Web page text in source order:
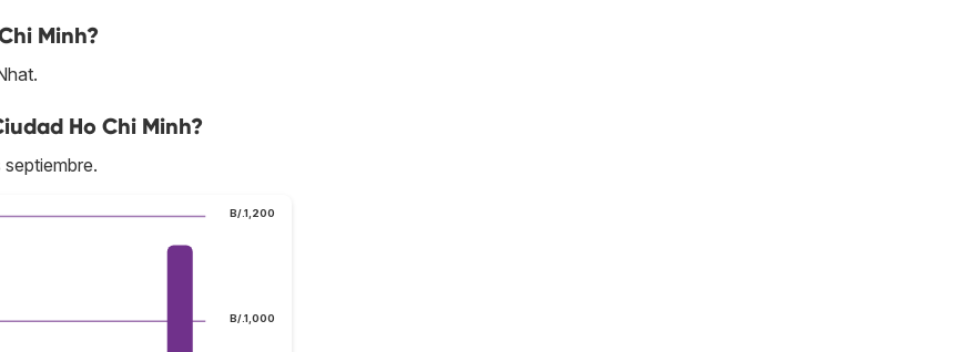
Minh?
Ho Chi Minh?
B/.1,000
B/.1,200